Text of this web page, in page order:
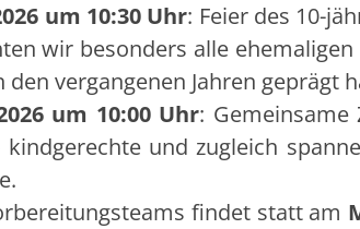
um 10:30 Uhr: Feier des 10-
wir besonders alle
vergangenen Jahren geprägt
um 10:00 Uhr: Gemeinsame
und zugleich
findet statt am